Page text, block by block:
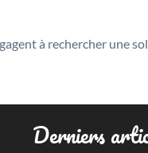
à rechercher une
Derniers